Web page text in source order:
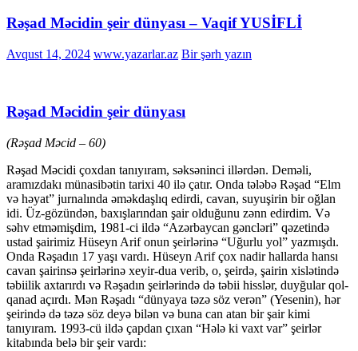
Rəşad Məcidin şeir dünyası – Vaqif YUSİFLİ
Avqust 14, 2024 www.yazarlar.az Bir şərh yazın
Rəşad Məcidin şeir dünyası
(Rəşad Məcid – 60)
Rəşad Məcidi çoxdan tanıyıram, səksəninci illərdən. Deməli,
aramızdakı münasibətin tarixi 40 ilə çatır. Onda tələbə Rəşad “Elm
və həyat” jurnalında əməkdaşlıq edirdi, cavan, suyuşirin bir oğlan
idi. Üz-gözündən, baxışlarından şair olduğunu zənn edirdim. Və
səhv etməmişdim, 1981-ci ildə “Azərbaycan gəncləri” qəzetində
ustad şairimiz Hüseyn Arif onun şeirlərinə “Uğurlu yol” yazmışdı.
Onda Rəşadın 17 yaşı vardı. Hüseyn Arif çox nadir hallarda hansı
cavan şairinsə şeirlərinə xeyir-dua verib, o, şeirdə, şairin xislətində
təbiilik axtarırdı və Rəşadın şeirlərində də təbii hisslər, duyğular qol-
qanad açırdı. Mən Rəşadı “dünyaya təzə söz verən” (Yesenin), hər
şeirində də təzə söz deyə bilən və buna can atan bir şair kimi
tanıyıram. 1993-cü ildə çapdan çıxan “Hələ ki vaxt var” şeirlər
kitabında belə bir şeir vardı: